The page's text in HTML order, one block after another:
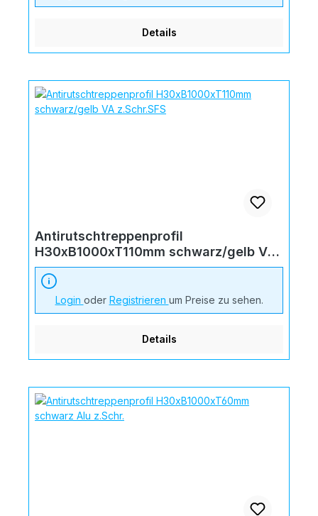
Details
Antirutschtreppenprofil
H30xB1000xT110mm schwarz/gelb VA
z.Schr.SFS
Login oder Registrieren um Preise zu sehen.
Details